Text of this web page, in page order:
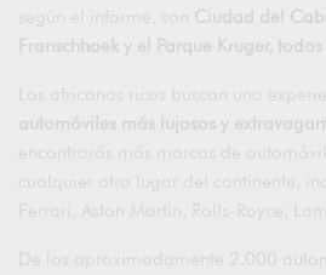
según el informe, son Ciudad del
Franschhoek y el Parque Kruger,
Los africanos ricos buscan una
automóviles más lujosos y
encontrarás más marcas de
cualquier otro lugar del continente,
Ferrari, Aston Martin, Rolls-Royce,
De los aproximadamente 2.000